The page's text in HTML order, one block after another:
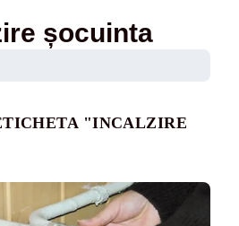
șocuinta
"INCALZIRE